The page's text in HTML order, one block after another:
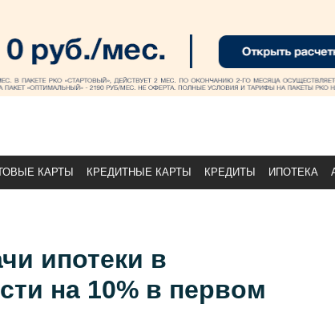
КАРТЫ КРЕДИТНЫЕ КАРТЫ КРЕДИТЫ ИПОТЕКА
ипотеки в
на 10% в первом